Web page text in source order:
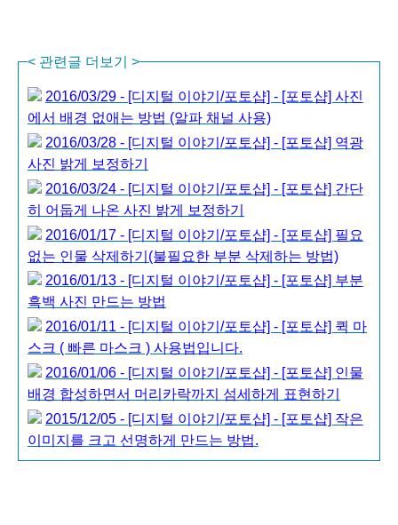
< 관련글 더보기 >
2016/03/29 - [디지털 이야기/포토샵] - [포토샵] 사진
에서 배경 없애는 방법 (알파 채널 사용)
2016/03/28 - [디지털 이야기/포토샵] - [포토샵] 역광
사진 밝게 보정하기
2016/03/24 - [디지털 이야기/포토샵] - [포토샵] 간단
히 어둡게 나온 사진 밝게 보정하기
2016/01/17 - [디지털 이야기/포토샵] - [포토샵] 필요
없는 인물 삭제하기(불필요한 부분 삭제하는 방법)
2016/01/13 - [디지털 이야기/포토샵] - [포토샵] 부분
흑백 사진 만드는 방법
2016/01/11 - [디지털 이야기/포토샵] - [포토샵] 퀵 마
스크 ( 빠른 마스크 ) 사용법입니다.
2016/01/06 - [디지털 이야기/포토샵] - [포토샵] 인물
배경 합성하면서 머리카락까지 섬세하게 표현하기
2015/12/05 - [디지털 이야기/포토샵] - [포토샵] 작은
이미지를 크고 선명하게 만드는 방법.